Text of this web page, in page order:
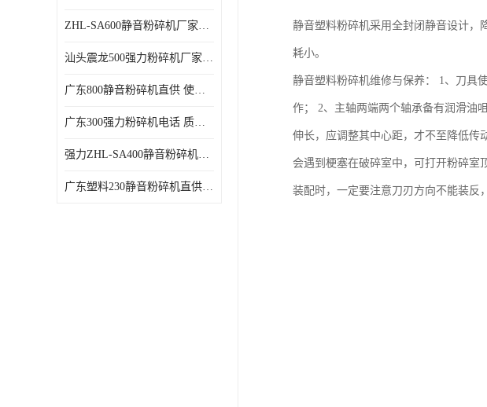
ZHL-SA600静音粉碎机厂家电话 质量可靠
汕头震龙500强力粉碎机厂家批发 噪音低
广东800静音粉碎机直供 使用寿命长
广东300强力粉碎机电话 质量可靠
强力ZHL-SA400静音粉碎机多少钱一台 密封防尘
广东塑料230静音粉碎机直供 使用寿命长
静音塑料粉碎机采用全封闭静音设计，
耗小。
静音塑料粉碎机维修与保养： 1、刀具
作； 2、主轴两端两个轴承备有润滑油
伸长，应调整其中心距，才不至降低传
会遇到梗塞在破碎室中，可打开粉碎室
装配时，一定要注意刀刃方向不能装反